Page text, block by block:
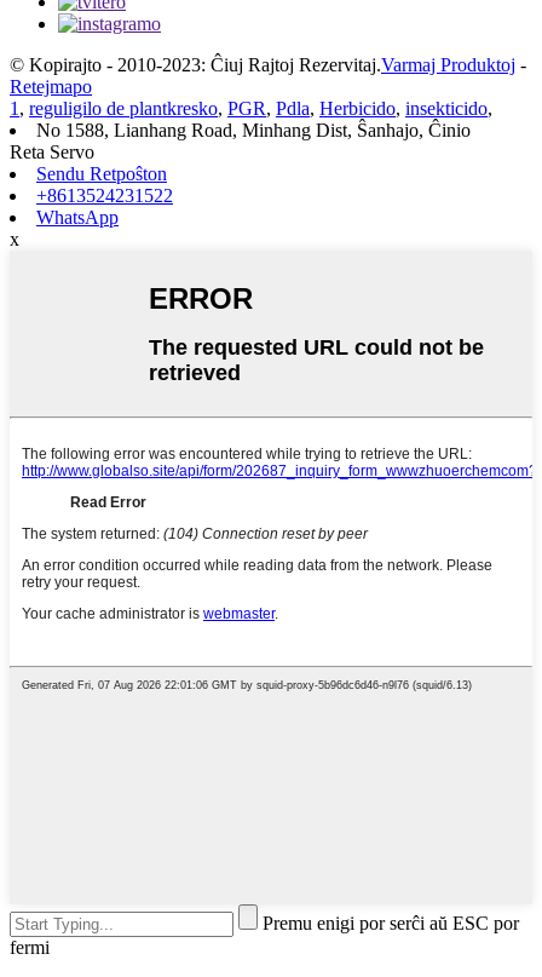
© Kopirajto - 2010-2023: Ĉiuj Rajtoj Rezervitaj.Varmaj Produktoj -
Retejmapo
1 , reguligilo de plantkresko, PGR, Pdla, Herbicido, insekticido,
No 1588, Lianhang Road, Minhang Dist, Ŝanhajo, Ĉinio
Reta Servo
Sendu Retpoŝton
+8613524231522
WhatsApp
x
Premu enigi por serĉi aŭ ESC por
fermi